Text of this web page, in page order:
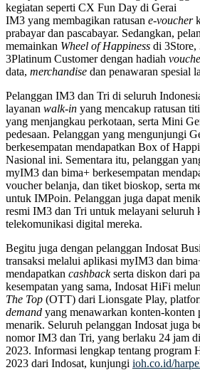
kegiatan seperti CX Fun Day di Gerai
IM3 yang membagikan ratusan e-voucher
prabayar dan pascabayar. Sedangkan,
memainkan Wheel of Happiness di
3Platinum Customer dengan hadiah
data, merchandise dan penawaran spesial
Pelanggan IM3 dan Tri di seluruh
layanan walk-in yang mencakup ratusan
yang menjangkau perkotaan, serta Mini
pedesaan. Pelanggan yang mengunjungi
berkesempatan mendapatkan Box of
Nasional ini. Sementara itu, pelanggan
myIM3 dan bima+ berkesempatan
voucher belanja, dan tiket bioskop, serta
untuk IMPoin. Pelanggan juga dapat
resmi IM3 dan Tri untuk melayani seluruh
telekomunikasi digital mereka.
Begitu juga dengan pelanggan Indosat
transaksi melalui aplikasi myIM3 dan
mendapatkan cashbackserta diskon dari
kesempatan yang sama, Indosat HiFi
The Top (OTT) dari Lionsgate Play,
demand yang menawarkan konten-konten
menarik. Seluruh pelanggan Indosat juga
nomor IM3 dan Tri, yang berlaku 24 jam
2023. Informasi lengkap tentang program
2023 dari Indosat, kunjungi ioh.co.id/